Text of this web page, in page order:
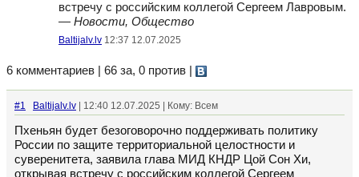
встречу с российским коллегой Сергеем Лавровым.
— Новости, Общество
Baltijalv.lv 12:37 12.07.2025
6 комментариев | 66 за, 0 против
#1 Baltijalv.lv | 12:40 12.07.2025 | Кому: Всем
Пхеньян будет безоговорочно поддерживать политику
России по защите территориальной целостности и
суверенитета, заявила глава МИД КНДР Цой Сон Хи,
открывая встречу с российским коллегой Сергеем